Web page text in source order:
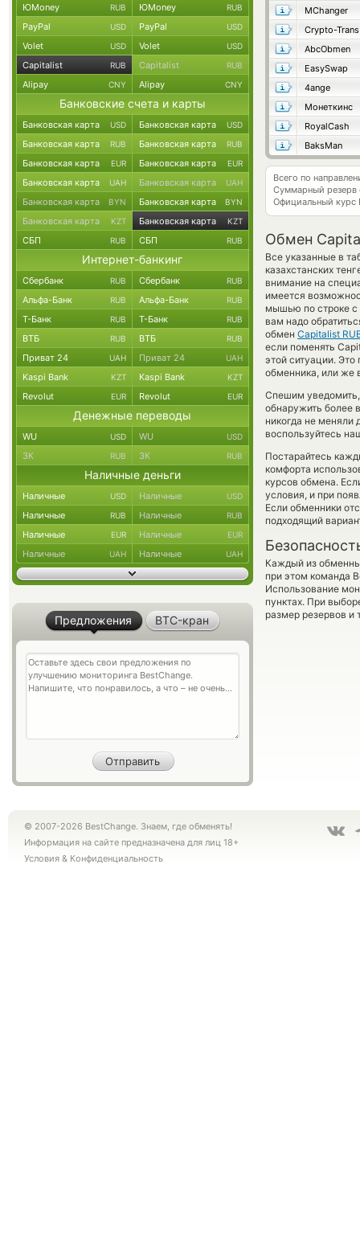
MChanger
Crypto-Trans
AbcObmen
EasySwap
4ange
Монеткинс
RoyalCash
BaksMan
Всего по
Суммарный резерв
Официальный курс
Обмен
Все указанные в
казахстанских
внимание на
имеется
мышью по строке с
вам надо
обмен Capitalist
если поменять
этой ситуации.
обменника, или же
Спешим
обнаружить более
никогда не
воспользуйтесь
Постарайтесь
комфорта
курсов обмена.
условия, и при
Если обменники
подходящий
Каждый из
при этом команда
Использование
пунктах. При
размер резервов и
ЮMoney RUB ЮMoney RUB
PayPal USD PayPal USD
Volet USD Volet USD
Capitalist RUB Capitalist RUB
Alipay CNY Alipay CNY
Банковские счета и карты
Банковская карта USD Банковская карта USD
Банковская карта RUB Банковская карта RUB
Банковская карта EUR Банковская карта EUR
Банковская карта UAH Банковская карта UAH
Банковская карта BYN Банковская карта BYN
Банковская карта KZT Банковская карта KZT
СБП RUB СБП RUB
Интернет-банкинг
Сбербанк RUB Сбербанк RUB
Альфа-Банк RUB Альфа-Банк RUB
Т-Банк RUB Т-Банк RUB
ВТБ RUB ВТБ RUB
Приват 24 UAH Приват 24 UAH
Kaspi Bank KZT Kaspi Bank KZT
Revolut EUR Revolut EUR
Денежные переводы
WU USD WU USD
ЗК RUB ЗК RUB
Наличные деньги
Наличные USD Наличные USD
Наличные RUB Наличные RUB
Наличные EUR Наличные EUR
Наличные UAH Наличные UAH
Предложения BTC-кран
© 2007-2026 BestChange. Знаем, где обменять!
Информация на сайте предназначена для лиц 18+
Условия & Конфиденциальность